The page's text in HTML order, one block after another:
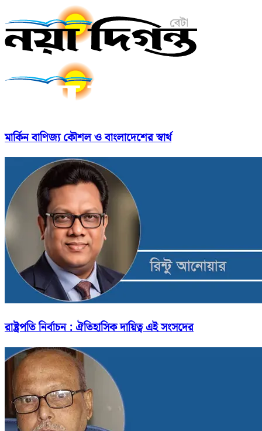
মার্কিন বাণিজ্য কৌশল ও বাংলাদেশের স্বার্থ
রাষ্ট্রপতি নির্বাচন : ঐতিহাসিক দায়িত্ব এই সংসদের